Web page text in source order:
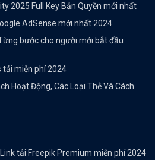
2025 Full Key Bản Quyền mới nhất
AdSense mới nhất 2024
bước cho người mới bắt đầu
tải miễn phí 2024
Hoạt Động, Các Loại Thẻ Và Cách
tải Freepik Premium miễn phí 2024